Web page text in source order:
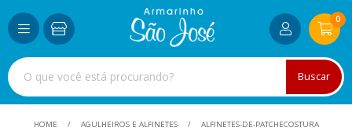
Buscar
0
HOME AGULHEIROS E ALFINETES ALFINETES-DE-PATCHECOSTURA